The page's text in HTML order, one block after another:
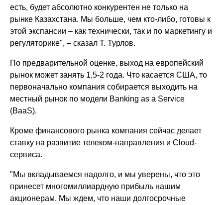
есть, будет абсолютно конкурентен не только на
рынке Казахстана. Мы больше, чем кто-либо, готовы к
этой экспансии – как технически, так и по маркетингу и
регуляторике", – сказал Т. Турлов.
По предварительной оценке, выход на европейский
рынок может занять 1,5-2 года. Что касается США, то
первоначально компания собирается выходить на
местный рынок по модели Banking as a Service
(BaaS).
Кроме финансового рынка компания сейчас делает
ставку на развитие телеком-направления и Cloud-
сервиса.
"Мы вкладываемся надолго, и мы уверены, что это
принесет многомиллиардную прибыль нашим
акционерам. Мы ждем, что наши долгосрочные